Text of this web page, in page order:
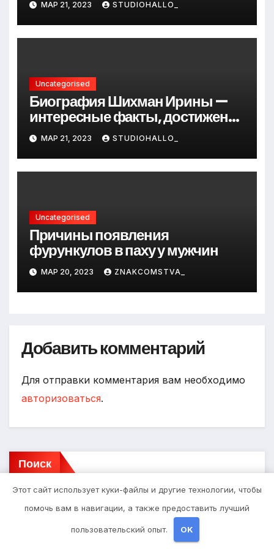
до руководителя
МАР 21, 2023 STUDIOHALLO_
Uncategorised
Биография Шихман Ирины —
интересные факты, достижения
и путь к успеху
МАР 21, 2023 STUDIOHALLO_
Uncategorised
Причины появления
фурункулов в паху у мужчин
МАР 20, 2023 ZNAKCOMSTVA_
Добавить комментарий
Для отправки комментария вам необходимо
авторизоваться.
Поиск
Поиск
Этот сайт использует куки-файлы и другие технологии, чтобы
помочь вам в навигации, а также предоставить лучший
пользовательский опыт. OK